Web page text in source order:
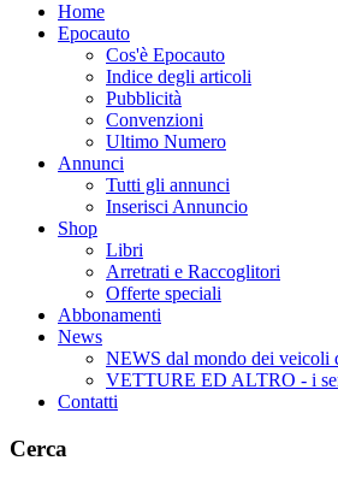
Home
Epocauto
Cos'è Epocauto
Indice degli articoli
Pubblicità
Convenzioni
Ultimo Numero
Annunci
Tutti gli annunci
Inserisci Annuncio
Shop
Libri
Arretrati e Raccoglitori
Offerte speciali
Abbonamenti
News
NEWS dal mondo dei veicoli
VETTURE ED ALTRO - i
Contatti
Cerca